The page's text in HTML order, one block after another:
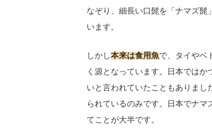
なぞり、細長い口髭を「ナマズ髭
います。
しかし本来は食用魚で、タイやベ
く源となっています。日本では
いと言われていたこともありまし
られているのみです。日本でナ
てことが大半です。